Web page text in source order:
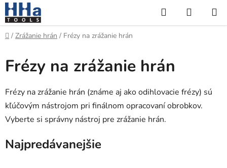
Prejsť
na
obsah
Hľadať
KOŠÍK
Domov
/ Zrážanie hrán / Frézy na zrážanie hrán
Frézy na zrážanie hrán
Frézy na zrážanie hrán (známe aj ako odihlovacie frézy) sú
kľúčovým nástrojom pri finálnom opracovaní obrobkov.
Vyberte si správny nástroj pre zrážanie hrán.
Najpredávanejšie